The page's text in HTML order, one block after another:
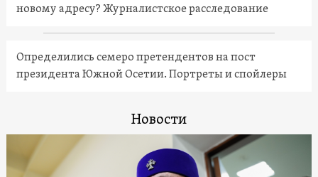
новому адресу? Журналистское расследование
Определились семеро претендентов на пост
президента Южной Осетии. Портреты и спойлеры
Новости